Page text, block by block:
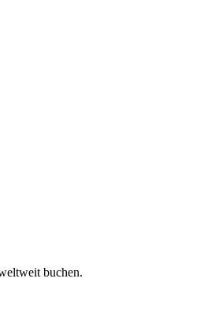
buchen.